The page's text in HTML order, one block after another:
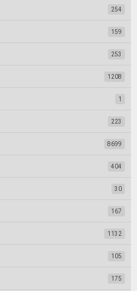
254
159
253
1208
1
223
8699
404
30
167
1132
105
175